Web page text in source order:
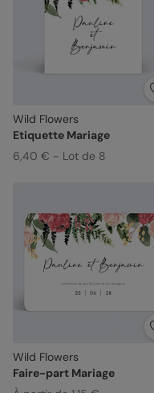
Wild Flowers
Etiquette Mariage
6,40 € - Lot de 8
Wild Flowers
Faire-part Mariage